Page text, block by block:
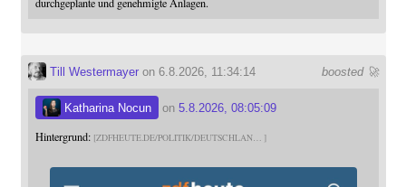
durchgeplante und genehmigte Anlagen.
boosted 🚀
Till Westermayeron 6.8.2026, 11:34:14
Katharina Nocun on 5.8.2026, 08:05:09
Hintergrund: ZDFHEUTE.DE/POLITIK/DEUTSCHLAN